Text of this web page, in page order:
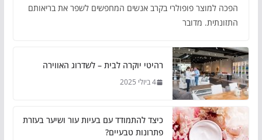
הפכה למוצר פופולרי בקרב אנשים המחפשים לשפר את בריאותם
התזונתית. מדובר
רהיטי יוקרה לבית – לשדרוג האווירה
4 ביולי 2025
כיצד להתמודד עם בעיות עור ושיער בעזרת
פתרונות טבעיים?